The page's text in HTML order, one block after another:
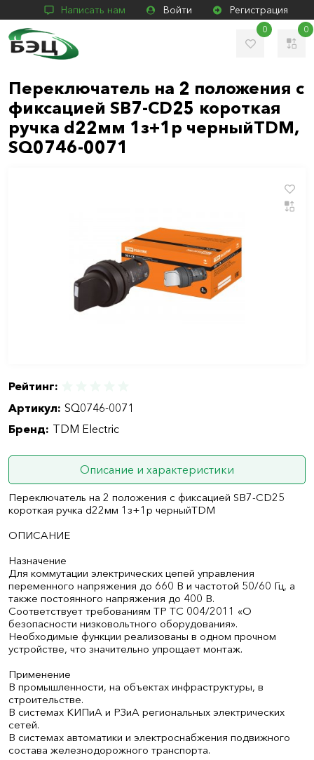
Написать нам Войти Регистрация
0 0
Переключатель на 2 положения с
фиксацией SB7-CD25 короткая
ручка d22мм 1з+1р черныйTDM,
SQ0746-0071
Рейтинг:
Артикул: SQ0746-0071
Бренд: TDM Electric
Описание и характеристики
Переключатель на 2 положения с фиксацией SB7-CD25
короткая ручка d22мм 1з+1р черныйTDM
ОПИСАНИЕ
Назначение
Для коммутации электрических цепей управления
переменного напряжения до 660 В и частотой 50/60 Гц, а
также постоянного напряжения до 400 В.
Соответствует требованиям ТР ТС 004/2011 «О
безопасности низковольтного оборудования».
Необходимые функции реализованы в одном прочном
устройстве, что значительно упрощает монтаж.
Применение
В промышленности, на объектах инфраструктуры, в
строительстве.
В системах КИПиА и РЗиА региональных электрических
сетей.
В системах автоматики и электроснабжения подвижного
состава железнодорожного транспорта.